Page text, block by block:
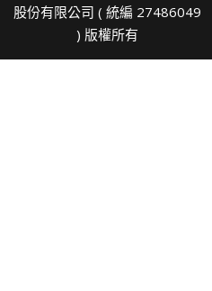
股份有限公司 ( 統編 27486049
) 版權所有